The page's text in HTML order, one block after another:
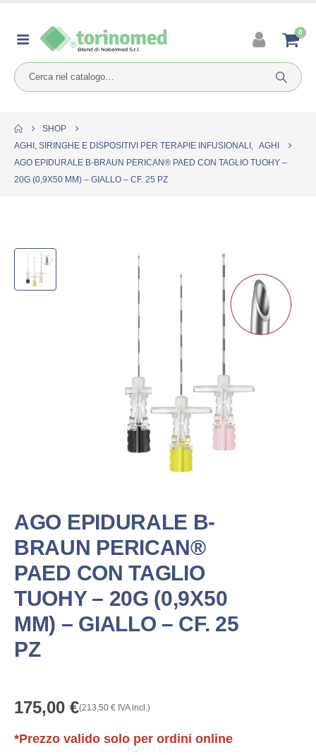
0
SHOP
AGHI, SIRINGHE E DISPOSITIVI PER TERAPIE INFUSIONALI , AGHI
AGO EPIDURALE B-BRAUN PERICAN® PAED CON TAGLIO TUOHY –
20G (0,9X50 MM) – GIALLO – CF. 25 PZ
AGO EPIDURALE B-
BRAUN PERICAN®
PAED CON TAGLIO
TUOHY – 20G (0,9X50
MM) – GIALLO – CF. 25
PZ
175,00 €(213,50 € IVA incl.)
*Prezzo valido solo per ordini online